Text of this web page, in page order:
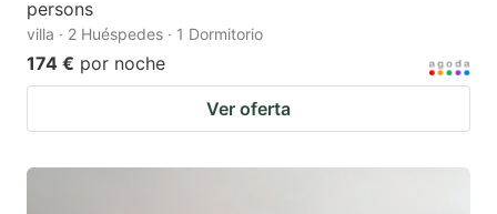
persons
villa · 2 Huéspedes · 1 Dormitorio
174 € por noche
Ver oferta